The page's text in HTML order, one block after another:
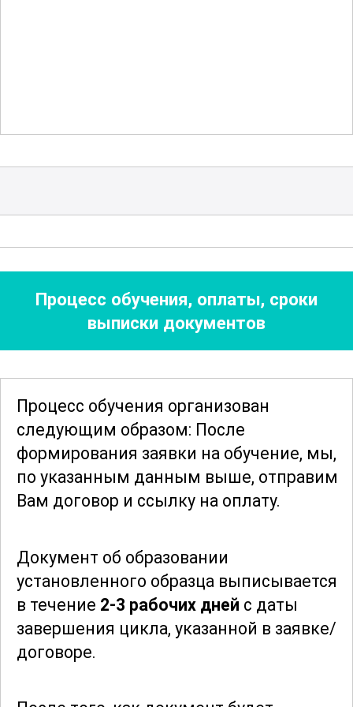
воздействия на окружающую среду.
специалисты в этой области, что
поможет вам лучше понять, как
применять полученные знания на
практике. Вы научитесь правильно
интерпретировать техническую
результаты работы, что является
важным навыком для успешного
выполнения своих обязанностей.
Курс предназначен для тех, кто хочет
повысить свою квалификацию или
подачи химикатов. Независимо от
вашего текущего уровня подготовки,
программа курса поможет вам достичь
новых высот и стать востребованным
специалистом. Присоединяйтесь к
Процесс обучения, оплаты, сроки
выписки документов
Процесс обучения организован
следующим образом: После
формирования заявки на обучение, мы,
по указанным данным выше, отправим
Вам договор и ссылку на оплату.
Документ об образовании
установленного образца выписывается
в течение 2-3 рабочих дней с даты
завершения цикла, указанной в заявке/
договоре.